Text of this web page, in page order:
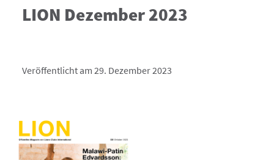
LION Dezember 2023
Veröffentlicht am 29. Dezember 2023